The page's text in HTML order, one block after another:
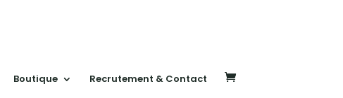
Boutique Recrutement & Contact